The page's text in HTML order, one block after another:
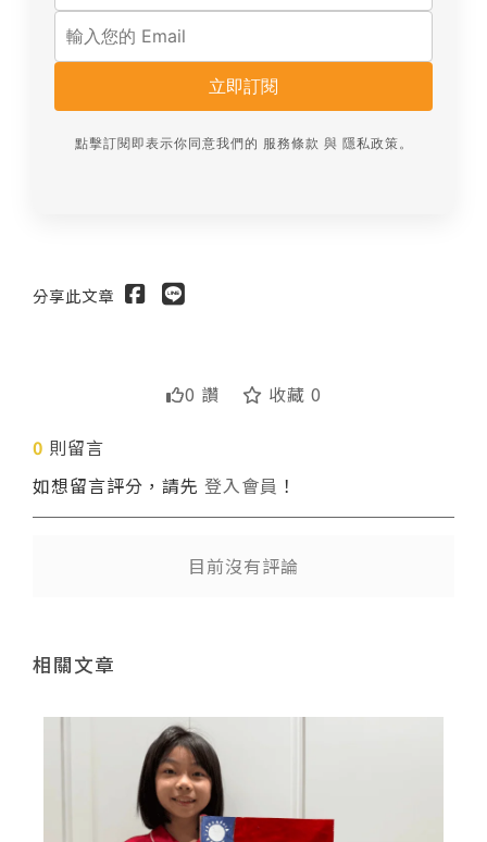
立即訂閱
點擊訂閱即表示你同意我們的 服務條款 與 隱私政策。
分享此文章
0 讚 收藏 0
0 則留言
如想留言評分，請先 登入會員 ！
目前沒有評論
相關文章